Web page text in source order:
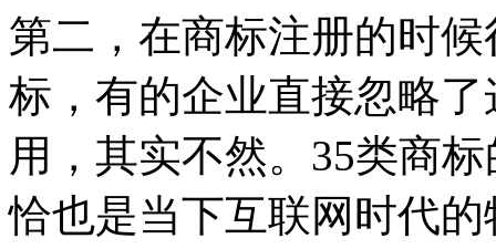
第二，在商标注册的时
标，有的企业直接忽略
用，其实不然。35类商
恰也是当下互联网时代